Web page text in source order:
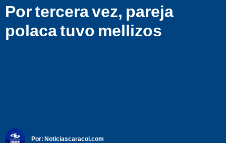
Por tercera vez, pareja
polaca tuvo mellizos
Por: Noticiascaracol.com